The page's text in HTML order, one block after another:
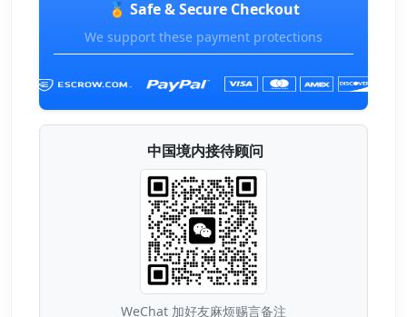
🏅 Safe & Secure Checkout
We support these payment protections
中国境内接待顾问
WeChat 加好友麻烦赐言备注